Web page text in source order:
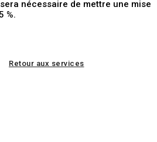
nécessaire de mettre une mise
%.
Retour aux services